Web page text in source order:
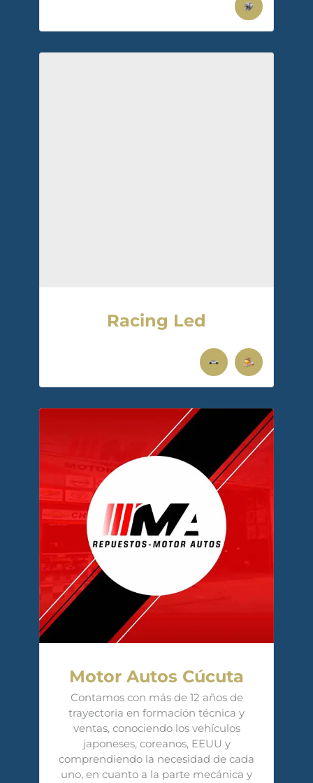
Racing Led
Motor Autos Cúcuta
Contamos con más de 12 años de
trayectoria en formación técnica y
ventas, conociendo los vehículos
japoneses, coreanos, EEUU y
comprendiendo la necesidad de cada
uno, en cuanto a la parte mecánica y